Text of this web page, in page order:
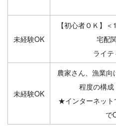
未経験OK
【初心者ＯＫ】
宅配
ライ
未経験OK
農家さん、漁業
程度の構
★インターネット
で